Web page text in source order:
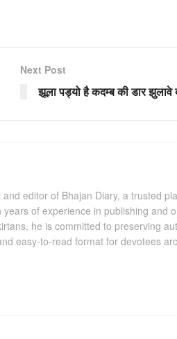
Next Post
झूला पड्यो है कदम्ब की डार झुलावे
editor of Bhajan Diary, a trusted
of experience in publishing and
he is committed to preserving
easy-to-read format for devotees